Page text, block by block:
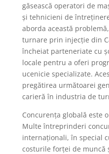
găsească operatori de
și tehnicieni de
aborda această
turnare prin injecție din
încheiat parteneriate cu
locale pentru a oferi
ucenicie specializate.
pregătirea următoarei
carieră în industria de
Concurența globală este
Multe întreprinderi
internaționali, în special
costurile forței de muncă